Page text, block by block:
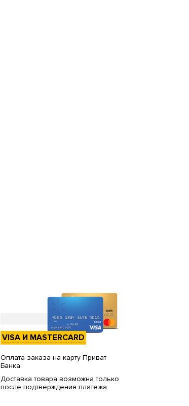
VISA И MASTERCARD
Оплата заказа на карту Приват
Банка.
Доставка товара возможна только
после подтверждения платежа.